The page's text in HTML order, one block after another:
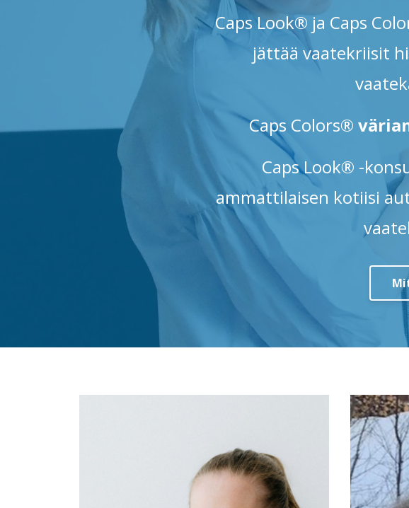
Caps Look® ja Caps
jättää vaatekriisit
Caps Colors®
Caps Look® -
ammattilaisen kotiisi